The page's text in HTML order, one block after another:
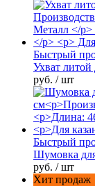
Быстрый
Ухват литой
руб. / шт
Быстрый
Шумовка
руб. / шт
Хит продаж